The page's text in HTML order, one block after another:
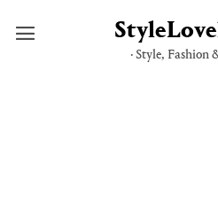
· Style, Fashion